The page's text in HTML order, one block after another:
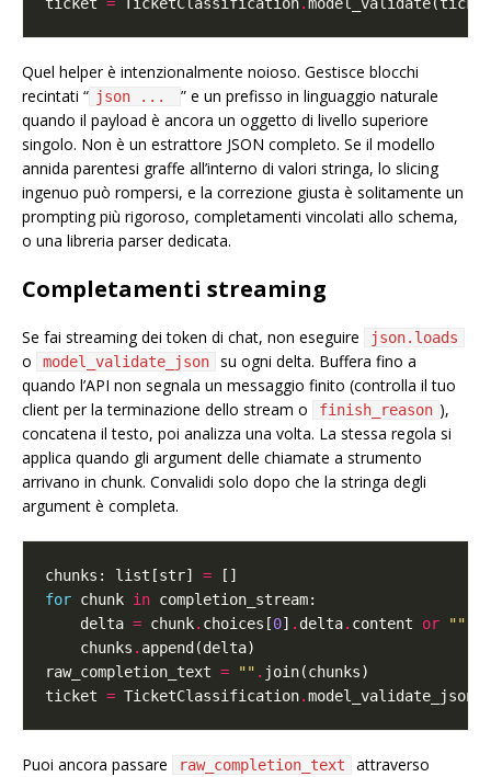
ticket = TicketClassification.
Quel helper è intenzionalmente noioso. Gestisce blocchi
recintati “ json ...
” e un prefisso in linguaggio naturale
quando il payload è ancora un oggetto di livello superiore
singolo. Non è un estrattore JSON completo. Se il modello
annida parentesi graffe all’interno di valori stringa, lo slicing
ingenuo può rompersi, e la correzione giusta è solitamente un
prompting più rigoroso, completamenti vincolati allo schema,
o una libreria parser dedicata.
Completamenti streaming
Se fai streaming dei token di chat, non eseguire json.loads
o model_validate_json
su ogni delta. Buffera fino a
quando l’API non segnala un messaggio finito (controlla il tuo
client per la terminazione dello stream o
finish_reason ),
concatena il testo, poi analizza una volta. La stessa regola si
applica quando gli argument delle chiamate a strumento
arrivano in chunk. Convalidi solo dopo che la stringa degli
argument è completa.
chunks: list[str] =
for chunk in
    delta
= chunk. choices[0] . delta. content or
""
    chunks
.
raw_completion_text = "" .
ticket = TicketClassification.
Puoi ancora passare raw_completion_text attraverso